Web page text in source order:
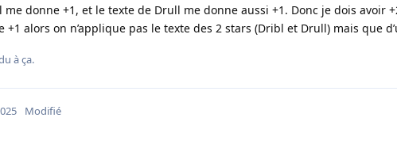
me donne +1, et le texte de Drull me donne aussi +1. Donc je dois avoir
+1 alors on n’applique pas le texte des 2 stars (Dribl et Drull) mais que
à ça.
Modifié